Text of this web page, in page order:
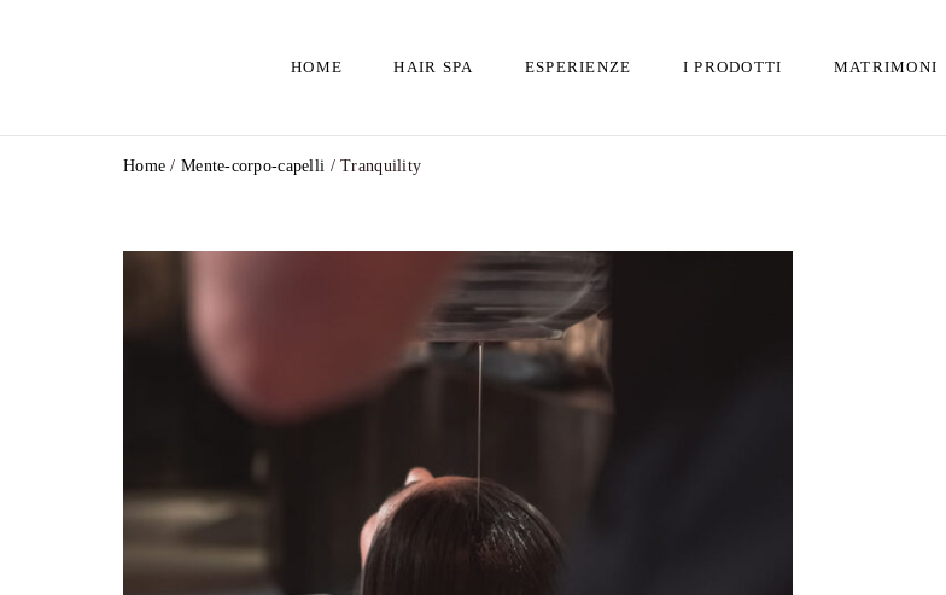
HOME HAIR SPA ESPERIENZE I PRODOTTI MATRIMONI
Home / Mente-corpo-capelli / Tranquility